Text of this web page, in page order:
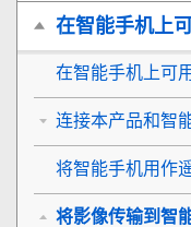
在智能手机上
在智能手机上可
连接本产品和智
将智能手机用作
将影像传输到智